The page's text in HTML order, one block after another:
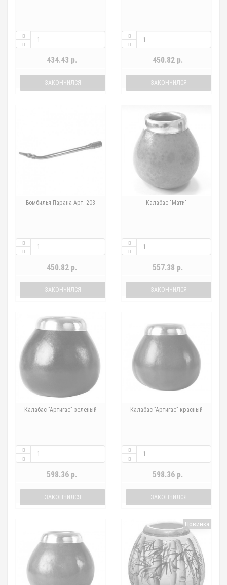
434.43 р.
ЗАКОНЧИЛСЯ
450.82 р.
ЗАКОНЧИЛСЯ
Бомбилья Парана Арт. 203
450.82 р.
ЗАКОНЧИЛСЯ
Калабас "Мати"
557.38 р.
ЗАКОНЧИЛСЯ
Калабас "Артигас" зеленый
598.36 р.
ЗАКОНЧИЛСЯ
Калабас "Артигас" красный
598.36 р.
ЗАКОНЧИЛСЯ
Новинка